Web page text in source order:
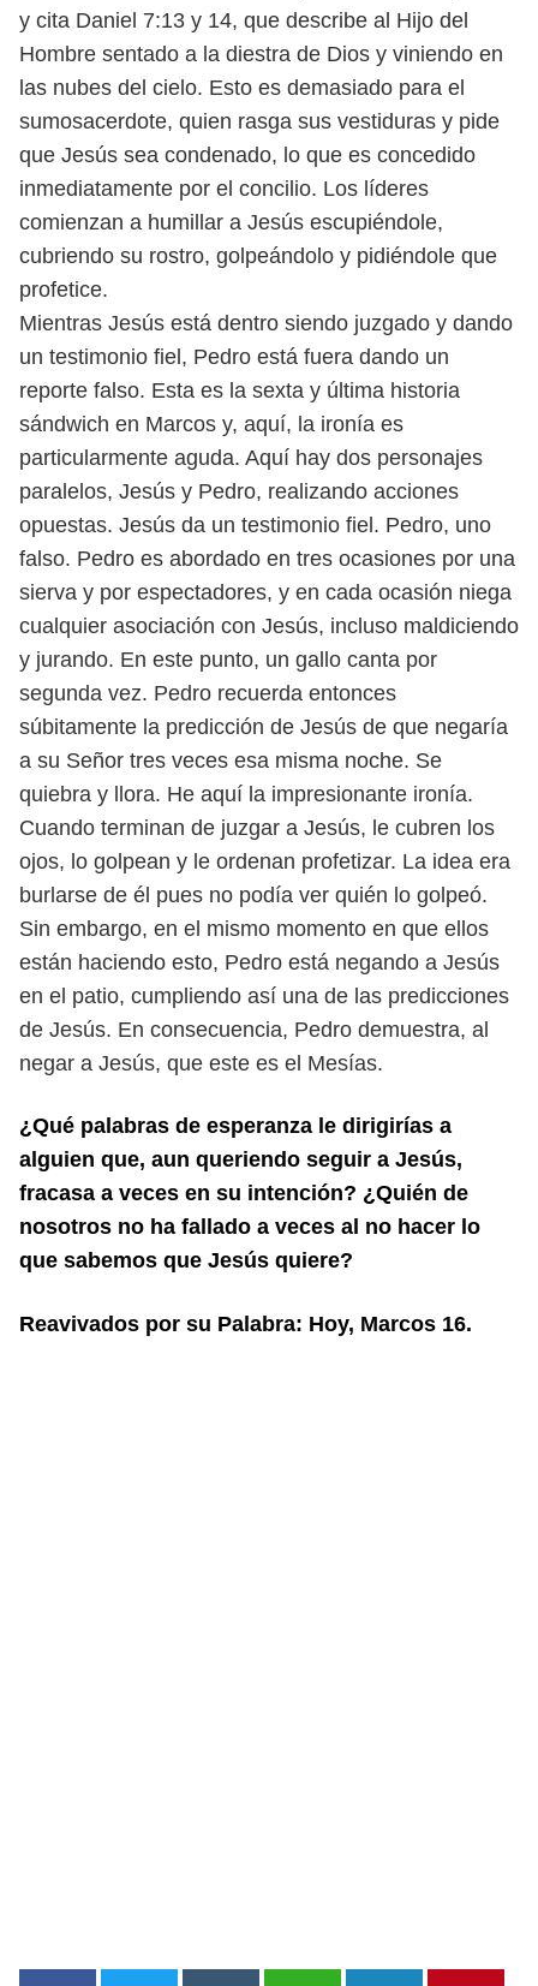
y cita Daniel 7:13 y 14, que describe al Hijo del
Hombre sentado a la diestra de Dios y viniendo en
las nubes del cielo. Esto es demasiado para el
sumosacerdote, quien rasga sus vestiduras y pide
que Jesús sea condenado, lo que es concedido
inmediatamente por el concilio. Los líderes
comienzan a humillar a Jesús escupiéndole,
cubriendo su rostro, golpeándolo y pidiéndole que
profetice.
Mientras Jesús está dentro siendo juzgado y dando
un testimonio fiel, Pedro está fuera dando un
reporte falso. Esta es la sexta y última historia
sándwich en Marcos y, aquí, la ironía es
particularmente aguda. Aquí hay dos personajes
paralelos, Jesús y Pedro, realizando acciones
opuestas. Jesús da un testimonio fiel. Pedro, uno
falso. Pedro es abordado en tres ocasiones por una
sierva y por espectadores, y en cada ocasión niega
cualquier asociación con Jesús, incluso maldiciendo
y jurando. En este punto, un gallo canta por
segunda vez. Pedro recuerda entonces
súbitamente la predicción de Jesús de que negaría
a su Señor tres veces esa misma noche. Se
quiebra y llora. He aquí la impresionante ironía.
Cuando terminan de juzgar a Jesús, le cubren los
ojos, lo golpean y le ordenan profetizar. La idea era
burlarse de él pues no podía ver quién lo golpeó.
Sin embargo, en el mismo momento en que ellos
están haciendo esto, Pedro está negando a Jesús
en el patio, cumpliendo así una de las predicciones
de Jesús. En consecuencia, Pedro demuestra, al
negar a Jesús, que este es el Mesías.
¿Qué palabras de esperanza le dirigirías a
alguien que, aun queriendo seguir a Jesús,
fracasa a veces en su intención? ¿Quién de
nosotros no ha fallado a veces al no hacer lo
que sabemos que Jesús quiere?
Reavivados por su Palabra: Hoy, Marcos 16.